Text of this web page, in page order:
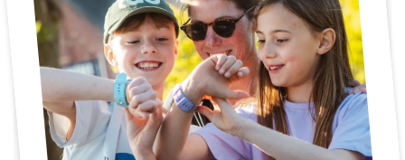
Horloges
vergelijken
Tweedekans
horloges
Kies je eigen
kleur, naam en
icoon en maak
je horloge
helemaal van
jou.
Handleiding
Recensies
Werken bij